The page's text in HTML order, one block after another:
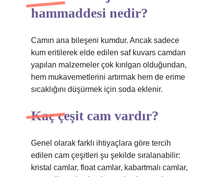
hammaddesi nedir?
Camın ana bileşeni kumdur. Ancak sadece
kum eritilerek elde edilen saf kuvars camdan
yapılan malzemeler çok kırılgan olduğundan,
hem mukavemetlerini artırmak hem de erime
sıcaklığını düşürmek için soda eklenir.
Kaç çeşit cam vardır?
Genel olarak farklı ihtiyaçlara göre tercih
edilen cam çeşitleri şu şekilde sıralanabilir:
kristal camlar, float camlar, kabartmalı camlar,